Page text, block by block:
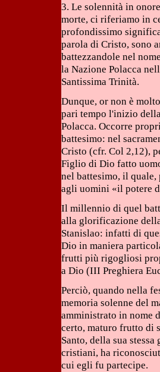
3. Le solennità in
morte, ci riferiamo in
profondissimo
parola di Cristo, sono
battezzandole nel
la Nazione Polacca
Santissima Trinità.
Dunque, or non è
pari tempo l'inizio
Polacca. Occorre
battesimo: nel
Cristo (cfr. Col 2,12),
Figlio di Dio fatto
nel battesimo, il quale,
agli uomini «il potere
Il millennio di quel
alla glorificazione
Stanislao: infatti di
Dio in maniera
frutti più rigogliosi
a Dio (III Preghiera
Perciò, quando nella
memoria solenne del
amministrato in nome
certo, maturo frutto di
Santo, della sua
cristiani, ha
cui egli fu partecipe.